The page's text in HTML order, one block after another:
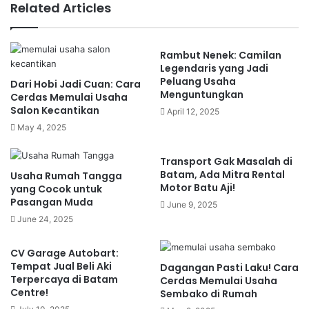
Profil Sarana Keramik Batam
Centre
Sarana Keramik merupakan salah satu toko keramik
terbesar dan terpercaya di Batam Centre. Dengan
pengalaman bertahun-tahun, Sarana Keramik telah
melayani ribuan pelanggan mulai dari kontraktor,
developer, hingga pemilik rumah pribadi. Lokasi
strategis di Batam Centre memudahkan akses bagi
pelanggan dari berbagai penjuru Batam.
Fokus utama Sarana Keramik adalah menyediakan
produk keramik dari berbagai merek ternama
Selain itu, pelayanan yang ramah dan profesional
membuat pelanggan merasa puas dan nyaman
saat berbelanja.
Related Articles
Dari Hobi Jadi Cuan: Cara
Cerdas Memulai Usaha
Salon Kecantikan
May 4, 2025
Rambut Nenek: Camilan
Legendaris yang Jadi
Peluang Usaha
Menguntungkan
April 12, 2025
Usaha Rumah Tangga
yang Cocok untuk
Pasangan Muda
June 24, 2025
Transport Gak Masalah di
Batam, Ada Mitra Rental
Motor Batu Aji!
June 9, 2025
CV Garage Autobart:
Tempat Jual Beli Aki
Terpercaya di Batam
Centre!
Dagangan Pasti Laku! Cara
Cerdas Memulai Usaha
Sembako di Rumah